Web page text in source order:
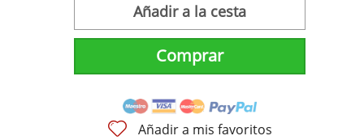
Añadir a la cesta
Comprar
Añadir a mis favoritos